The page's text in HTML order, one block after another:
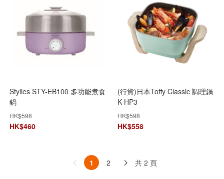
Stylies STY-EB100 多功能煮食
鍋
HK$598
HK$460
(行貨)日本Toffy Classic 調理鍋
K-HP3
HK$598
HK$558
1 2 共 2 頁